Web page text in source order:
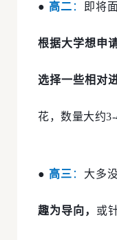
● 高二 ： 即将
根据大学想申
选择一些相对
花，数量大约3-
● 高三 ： 大多
趣为导向， 或